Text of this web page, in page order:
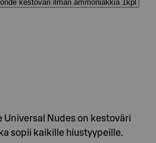
kestoväri ilman ammoniakkia 1kpl
Universal Nudes on kestoväri
sopii kaikille hiustyypeille.